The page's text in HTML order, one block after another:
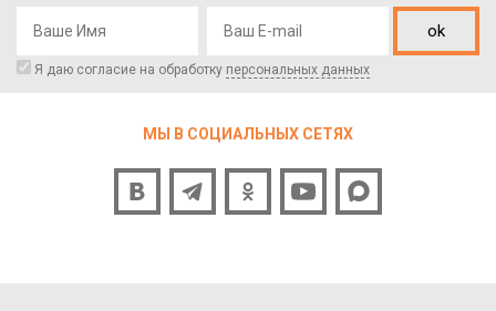
ok
Я даю согласие на обработку персональных данных
МЫ В СОЦИАЛЬНЫХ СЕТЯХ